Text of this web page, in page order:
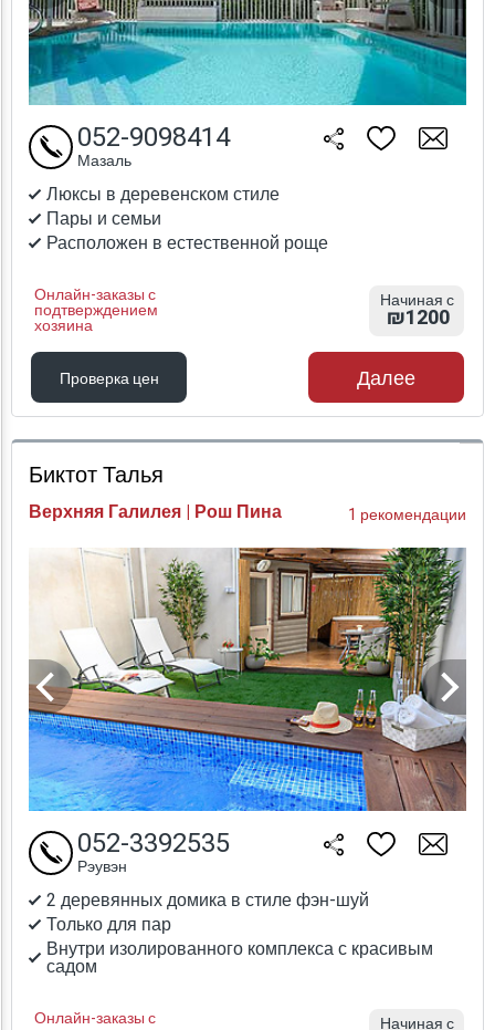
Люксы в деревенском стиле
Пары и семьи
Расположен в естественной роще
Онлайн-заказы с
подтверждением
хозяина
052-9098414
Мазаль
Начиная с
₪1200
Проверка цен
Проверка цен
Далее
Биктот Талья
Верхняя Галилея | Рош Пина 1 рекомендации
2 деревянных домика в стиле фэн-шуй
Только для пар
Внутри изолированного комплекса с красивым
садом
Онлайн-заказы с
052-3392535
Рэувэн
Начиная с